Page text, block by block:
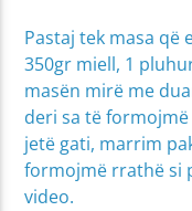
Pastaj tek masa që
350gr miell, 1
masën mirë me
deri sa të
jetë gati, marrim
formojmë rrathë si
video.